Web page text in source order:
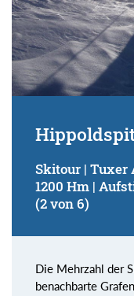
Skitour | Tuxer
1200 Hm |
(2 von 6)
Die Mehrzahl der
benachbarte